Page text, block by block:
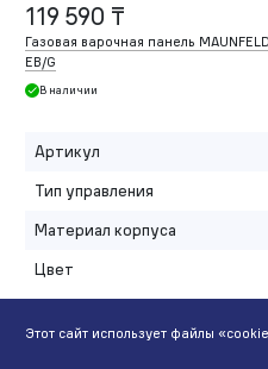
119 590 ₸
Газовая варочная панель
EB/G
В наличии
Артикул
Тип управления
Материал корпуса
Цвет
Этот сайт использует файлы